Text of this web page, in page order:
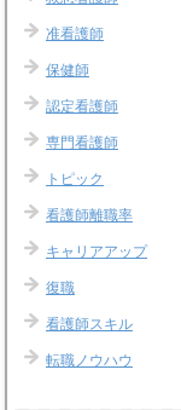
准看護師
保健師
認定看護師
専門看護師
トピック
看護師離職率
キャリアアップ
復職
看護師スキル
転職ノウハウ